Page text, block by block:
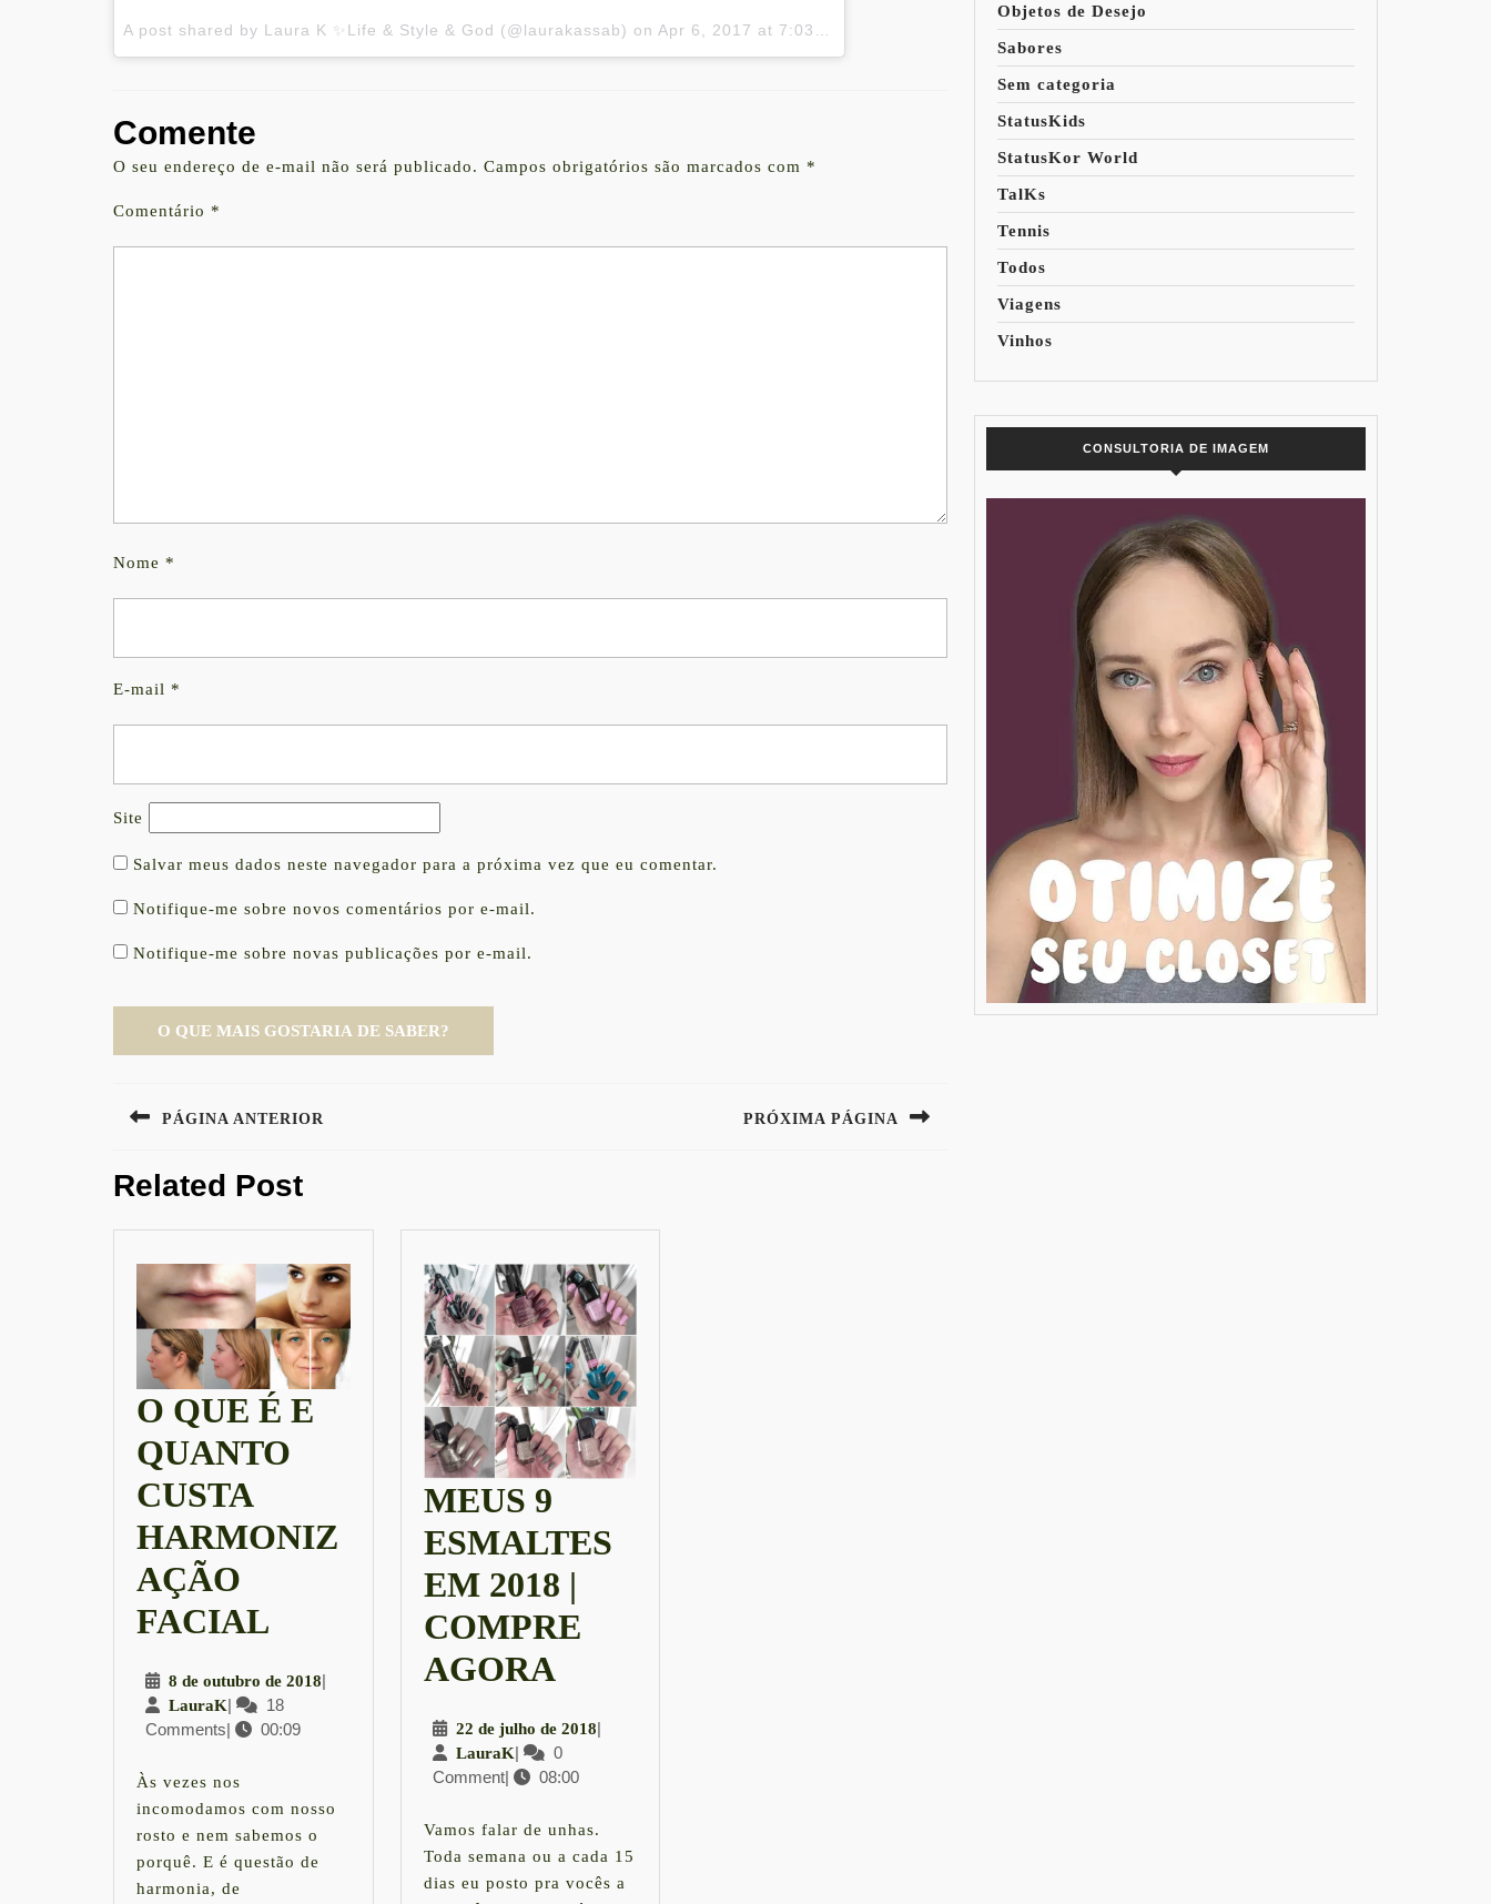
A post shared by Laura K ✨Life & Style & God (@laurakassab) on Apr 6, 2017 at 7:03pm PDT
Comente
O seu endereço de e-mail não será publicado. Campos obrigatórios são marcados com *
Comentário *
Nome *
E-mail *
Site
Salvar meus dados neste navegador para a próxima vez que eu comentar.
Notifique-me sobre novos comentários por e-mail.
Notifique-me sobre novas publicações por e-mail.
Post
PÁGINA ANTERIOR
post:
PRÓXIMA PÁGINA
Related Post
O QUE É E
QUANTO
CUSTA
HARMONIZ
AÇÃO
FACIAL
É
E
CUSTA
HARMONIZAÇÃO
8 de outubro de 20188|
LauraKLauraK
|
18
Comments| 00:09
Às vezes nos
incomodamos com nosso
rosto e nem sabemos o
porquê. E é questão de
harmonia, de
MEUS 9
ESMALTES
EM 2018 |
COMPRE
AGORA
ESMALTES
EM
2018
|
22 de julho de 201822
|
LauraKLauraK
|
0
Comment| 08:00
Vamos falar de unhas.
Toda semana ou a cada 15
dias eu posto pra vocês a
Objetos de Desejo
Sabores
Sem categoria
StatusKids
StatusKor World
TalKs
Tennis
Todos
Viagens
Vinhos
CONSULTORIA DE IMAGEM